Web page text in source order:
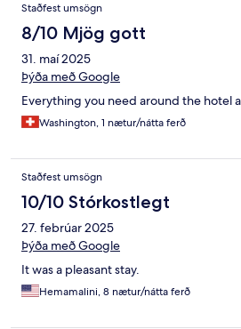
Staðfest umsögn
8/10 Mjög gott
31. maí 2025
Þýða með Google
Everything you need around the hotel
Washington, 1 nætur/nátta ferð
Staðfest umsögn
10/10 Stórkostlegt
27. febrúar 2025
Þýða með Google
It was a pleasant stay.
Hemamalini, 8 nætur/nátta ferð